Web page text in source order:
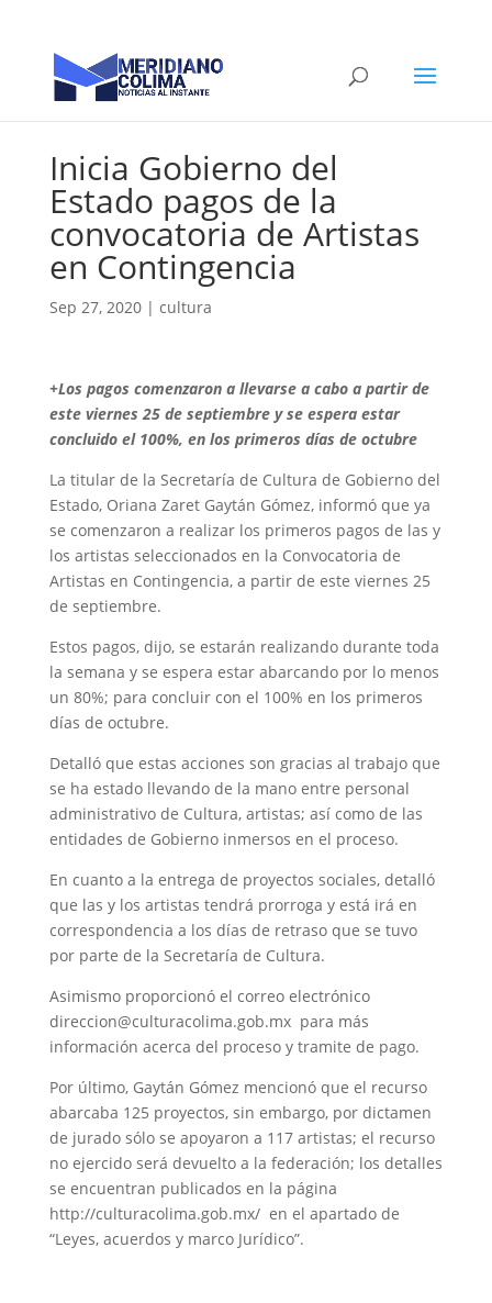
Inicia Gobierno del
Estado pagos de la
convocatoria de Artistas
en Contingencia
Sep 27, 2020| cultura
+Los pagos comenzaron a llevarse a cabo a partir de
este viernes 25 de septiembre y se espera estar
concluido el 100%, en los primeros días de octubre
La titular de la Secretaría de Cultura de Gobierno del
Estado, Oriana Zaret Gaytán Gómez, informó que ya
se comenzaron a realizar los primeros pagos de las y
los artistas seleccionados en la Convocatoria de
Artistas en Contingencia, a partir de este viernes 25
de septiembre.
Estos pagos, dijo, se estarán realizando durante toda
la semana y se espera estar abarcando por lo menos
un 80%; para concluir con el 100% en los primeros
días de octubre.
Detalló que estas acciones son gracias al trabajo que
se ha estado llevando de la mano entre personal
administrativo de Cultura, artistas; así como de las
entidades de Gobierno inmersos en el proceso.
En cuanto a la entrega de proyectos sociales, detalló
que las y los artistas tendrá prorroga y está irá en
correspondencia a los días de retraso que se tuvo
por parte de la Secretaría de Cultura.
Asimismo proporcionó el correo electrónico
direccion@culturacolima.gob.mx para más
información acerca del proceso y tramite de pago.
Por último, Gaytán Gómez mencionó que el recurso
abarcaba 125 proyectos, sin embargo, por dictamen
de jurado sólo se apoyaron a 117 artistas; el recurso
no ejercido será devuelto a la federación; los detalles
se encuentran publicados en la página
http://culturacolima.gob.mx/ en el apartado de
“Leyes, acuerdos y marco Jurídico”.